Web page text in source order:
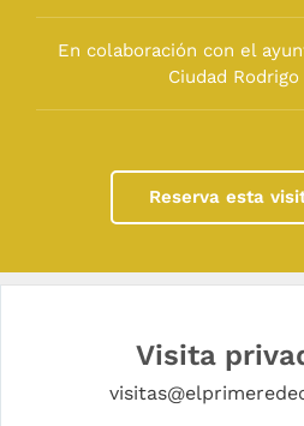
En colaboración con el
Ciudad Rodrigo
Reserva esta
Visita